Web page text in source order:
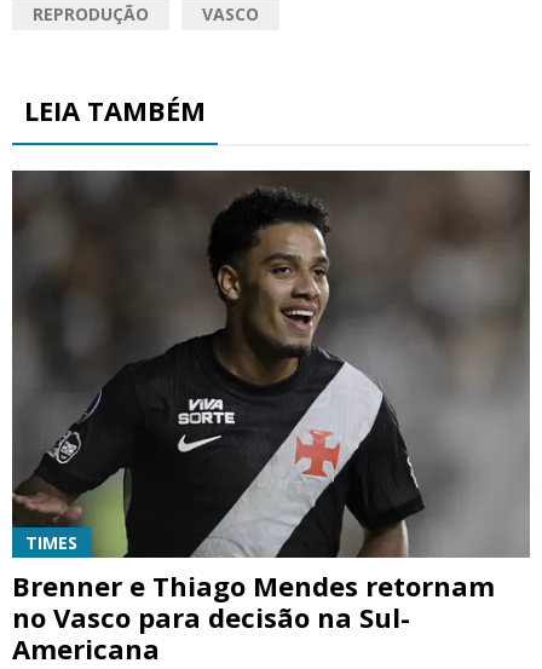
REPRODUÇÃO VASCO
LEIA TAMBÉM
TIMES
Brenner e Thiago Mendes retornam
no Vasco para decisão na Sul-
Americana